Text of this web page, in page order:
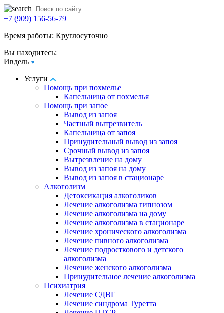
+7 (909) 156-56-79
Время работы: Круглосуточно
Вы находитесь:
Ивдель
Услуги
Помощь при похмелье
Капельница от похмелья
Помощь при запое
Вывод из запоя
Частный вытрезвитель
Капельница от запоя
Принудительный вывод из запоя
Срочный вывод из запоя
Вытрезвление на дому
Вывод из запоя на дому
Вывод из запоя в стационаре
Алкоголизм
Детоксикация алкоголиков
Лечение алкоголизма гипнозом
Лечение алкоголизма на дому
Лечение алкоголизма в стационаре
Лечение хронического алкоголизма
Лечение пивного алкоголизма
Лечение подросткового и детского
алкоголизма
Лечение женского алкоголизма
Принудительное лечение алкоголизма
Психиатрия
Лечение СДВГ
Лечение синдрома Туретта